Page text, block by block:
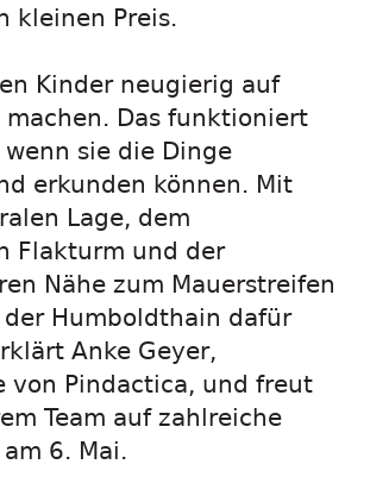
kleinen Preis.
Kinder neugierig auf
machen. Das funktioniert
sie die Dinge
erkunden können. Mit
Lage, dem
Flakturm und der
Nähe zum Mauerstreifen
Humboldthain dafür
Anke Geyer,
von Pindactica, und freut
Team auf zahlreiche
6. Mai.